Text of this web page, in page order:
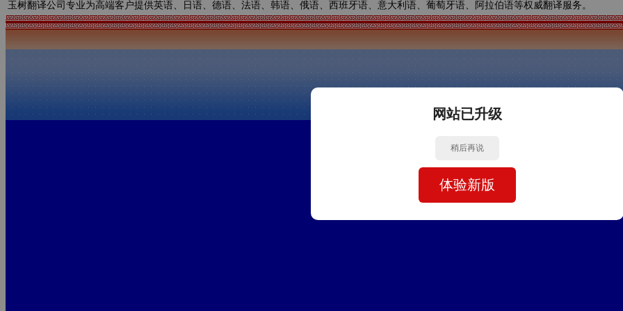
玉树翻译公司专业为高端客户提供英语、日语、德语、法语、韩语、俄语、西班牙语、意大利语、葡萄牙语、阿拉伯语等权威翻译服务。
网站已升级
稍后再说
体验新版